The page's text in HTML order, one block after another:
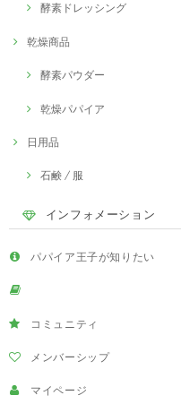
酵素ドレッシング
乾燥商品
酵素パウダー
乾燥パパイア
日用品
石鹸 / 服
インフォメーション
パパイア王子が知りたい
コミュニティ
メンバーシップ
マイページ